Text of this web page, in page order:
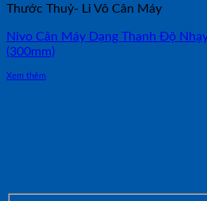
Thước Thuỷ- Li Vô Cân Máy
Nivo Cân Máy Dạng Thanh Độ
(300mm)
Xem thêm